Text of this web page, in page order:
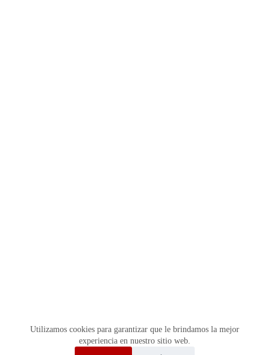
Utilizamos cookies para garantizar que le brindamos la mejor
experiencia en nuestro sitio web.